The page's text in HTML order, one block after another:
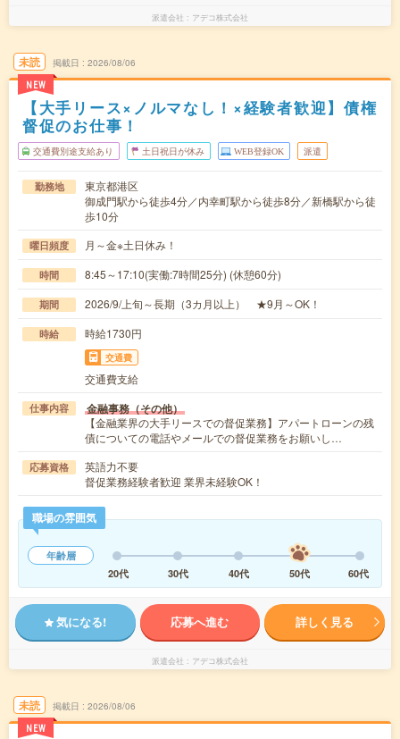
派遣会社 アデコ株式会社
未読
NEW
掲載日 2026/08/06
【大手リース×ノルマなし！×経験者歓迎】債権
督促のお仕事！
交通費別途支給あり 土日祝日が休み WEB登録OK 派遣
勤務地
東京都港区
御成門駅から徒歩4分／内幸町駅から徒歩8分／新橋駅から徒
歩10分
曜日頻度 月～金※土日休み！
時間 8:45～17:10(実働:7時間25分) (休憩60分)
期間 2026/9/上旬～長期（3カ月以上） ★9月～OK！
時給 時給1730円
交通費
交通費支給
仕事内容 金融事務（その他）
【金融業界の大手リースでの督促業務】アパートローンの残
債についての電話やメールでの督促業務をお願いし…
応募資格
英語力不要
督促業務経験者歓迎 業界未経験OK！
職場の雰囲気
年齢層
20代
30代 40代 50代 60代
気になる! 応募へ進む 詳しく見る
派遣会社 アデコ株式会社
未読
NEW
掲載日 2026/08/06